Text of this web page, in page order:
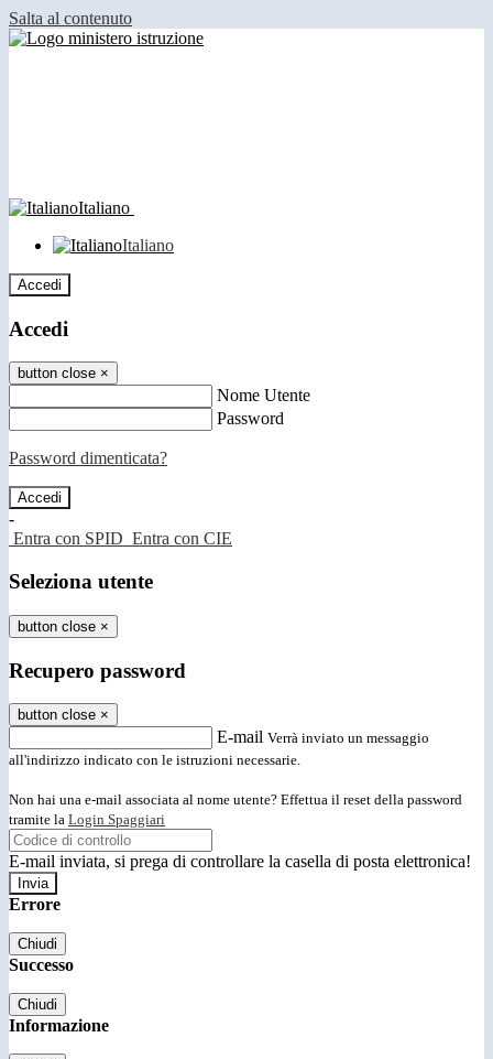
Salta al contenuto
Italiano
Italiano
Accedi
Accedi
button close ×
Nome Utente
Password
Password dimenticata?
-
Entra con SPID Entra con CIE
Seleziona utente
button close ×
Recupero password
button close ×
E-mail Verrà inviato un messaggio
all'indirizzo indicato con le istruzioni necessarie.
Non hai una e-mail associata al nome utente? Effettua il reset della password
tramite la Login Spaggiari
E-mail inviata, si prega di controllare la casella di posta elettronica!
Errore
Chiudi
Successo
Chiudi
Informazione